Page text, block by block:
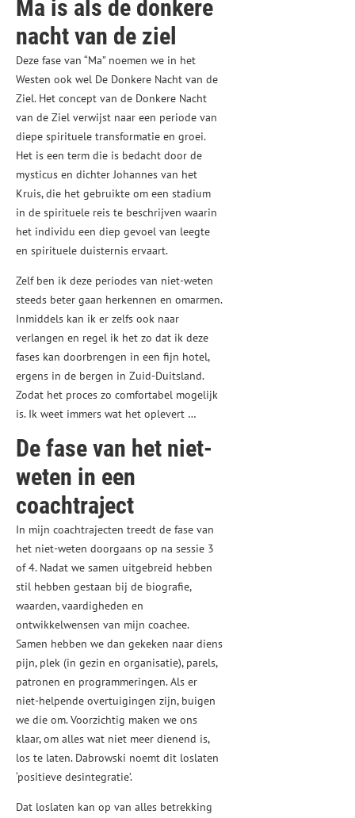
Ma is als de donkere
nacht van de ziel
Deze fase van “Ma” noemen we in het
Westen ook wel De Donkere Nacht van de
Ziel. Het concept van de Donkere Nacht
van de Ziel verwijst naar een periode van
diepe spirituele transformatie en groei.
Het is een term die is bedacht door de
mysticus en dichter Johannes van het
Kruis, die het gebruikte om een stadium
in de spirituele reis te beschrijven waarin
het individu een diep gevoel van leegte
en spirituele duisternis ervaart.
Zelf ben ik deze periodes van niet-weten
steeds beter gaan herkennen en omarmen.
Inmiddels kan ik er zelfs ook naar
verlangen en regel ik het zo dat ik deze
fases kan doorbrengen in een fijn hotel,
ergens in de bergen in Zuid-Duitsland.
Zodat het proces zo comfortabel mogelijk
is. Ik weet immers wat het oplevert …
De fase van het niet-
weten in een
coachtraject
In mijn coachtrajecten treedt de fase van
het niet-weten doorgaans op na sessie 3
of 4. Nadat we samen uitgebreid hebben
stil hebben gestaan bij de biografie,
waarden, vaardigheden en
ontwikkelwensen van mijn coachee.
Samen hebben we dan gekeken naar diens
pijn, plek (in gezin en organisatie), parels,
patronen en programmeringen. Als er
niet-helpende overtuigingen zijn, buigen
we die om. Voorzichtig maken we ons
klaar, om alles wat niet meer dienend is,
los te laten. Dabrowski noemt dit loslaten
‘positieve desintegratie’.
Dat loslaten kan op van alles betrekking